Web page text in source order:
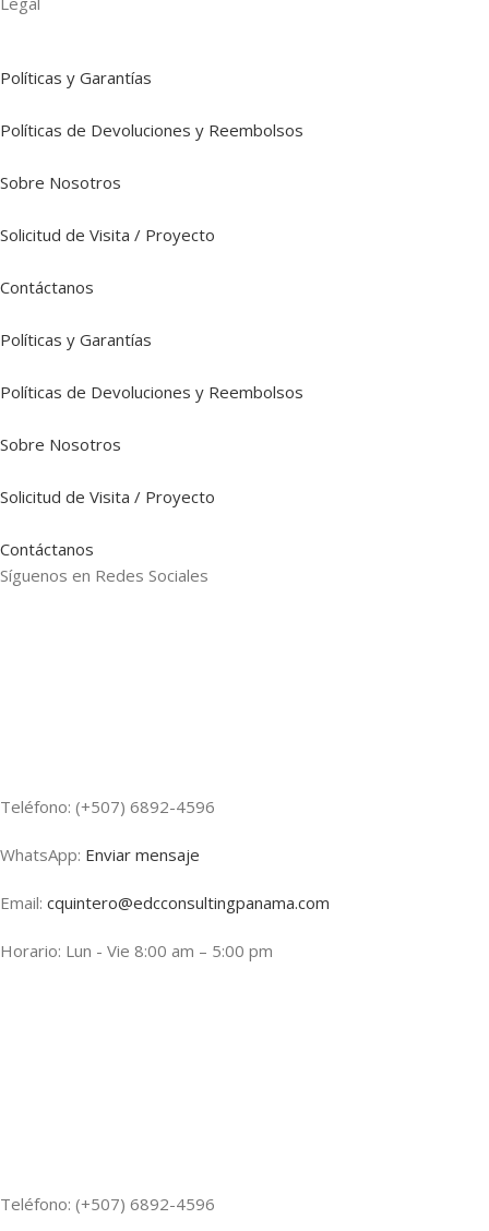
Políticas y Garantías
Políticas de Devoluciones y Reembolsos
Sobre Nosotros
Solicitud de Visita / Proyecto
Contáctanos
Políticas y Garantías
Políticas de Devoluciones y Reembolsos
Sobre Nosotros
Solicitud de Visita / Proyecto
Contáctanos
Síguenos en Redes Sociales
Teléfono: (+507) 6892-4596
WhatsApp: Enviar mensaje
Email: cquintero@edcconsultingpanama.com
Horario: Lun - Vie 8:00 am – 5:00 pm
Teléfono: (+507) 6892-4596